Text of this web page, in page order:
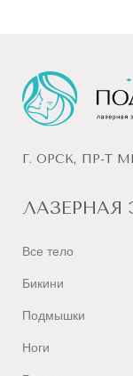
Г. ОРСК, ПР-Т
ЛАЗЕРНАЯ
Все тело
Бикини
Подмышки
Ноги